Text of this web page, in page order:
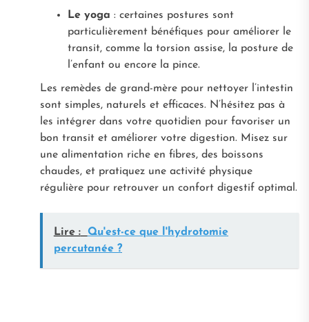
Le yoga : certaines postures sont
particulièrement bénéfiques pour améliorer le
transit, comme la torsion assise, la posture de
l’enfant ou encore la pince.
Les remèdes de grand-mère pour nettoyer l’intestin
sont simples, naturels et efficaces. N’hésitez pas à
les intégrer dans votre quotidien pour favoriser un
bon transit et améliorer votre digestion. Misez sur
une alimentation riche en fibres, des boissons
chaudes, et pratiquez une activité physique
régulière pour retrouver un confort digestif optimal.
Lire :
Qu'est-ce que l'hydrotomie
percutanée ?